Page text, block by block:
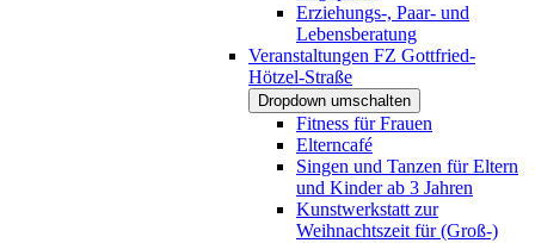
Erziehungs-, Paar- und
Lebensberatung
Veranstaltungen FZ Gottfried-
Hötzel-Straße
Dropdown umschalten
Fitness für Frauen
Elterncafé
Singen und Tanzen für Eltern
und Kinder ab 3 Jahren
Kunstwerkstatt zur
Weihnachtszeit für (Groß-)